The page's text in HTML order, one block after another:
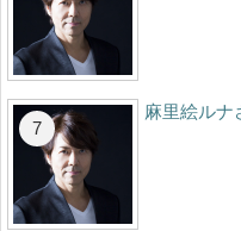
麻里絵ルナ